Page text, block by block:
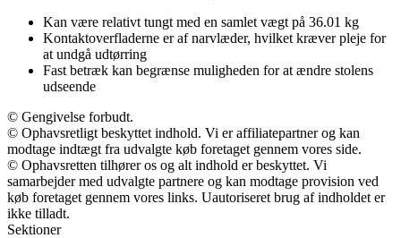
Kan være relativt tungt med en samlet vægt på 36.01 kg
Kontaktoverfladerne er af narvlæder, hvilket kræver pleje for
at undgå udtørring
Fast betræk kan begrænse muligheden for at ændre stolens
udseende
© Gengivelse forbudt.
© Ophavsretligt beskyttet indhold. Vi er affiliatepartner og kan
modtage indtægt fra udvalgte køb foretaget gennem vores side.
© Ophavsretten tilhører os og alt indhold er beskyttet. Vi
samarbejder med udvalgte partnere og kan modtage provision ved
køb foretaget gennem vores links. Uautoriseret brug af indholdet er
ikke tilladt.
Sektioner